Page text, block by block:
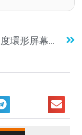
擁270度環形屏幕！同時享受味覺視覺盛宴